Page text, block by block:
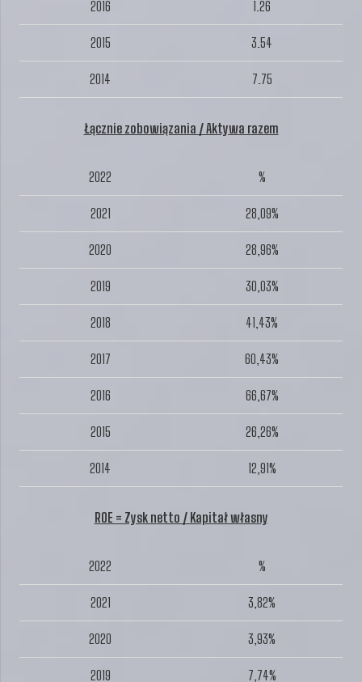
2016 1.26
2015 3.54
2014 7.75
Łącznie zobowiązania / Aktywa razem
2022 %
2021 28,09%
2020 28,96%
2019 30,03%
2018 41,43%
2017 60,43%
2016 66,67%
2015 26,26%
2014 12,91%
ROE = Zysk netto / Kapitał własny
2022 %
2021 3,82%
2020 3,93%
2019 7,74%